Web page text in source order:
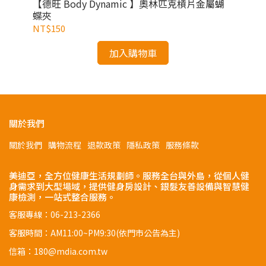
【德旺 Body Dynamic 】奧林匹克槓片金屬蝴
蝶夾
NT$150
加入購物車
關於我們
關於我們 購物流程 退款政策 隱私政策 服務條款
美迪亞，全方位健康生活規劃師。服務全台與外島，從個人健
身需求到大型場域，提供健身房設計、銀髮友善設備與智慧健
康檢測，一站式整合服務。
客服專線：06-213-2366
客服時間：AM11:00~PM9:30(依門市公告為主)
信箱：180@mdia.com.tw